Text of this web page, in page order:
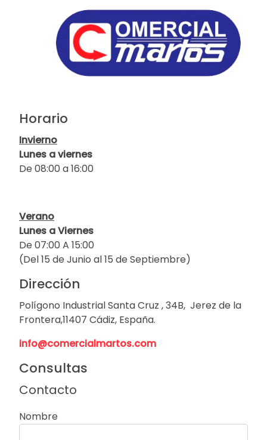
Horario
Invierno
Lunes a viernes
De 08:00 a 16:00
Verano
Lunes a Viernes
De 07:00 A 15:00
(Del 15 de Junio al 15 de Septiembre)
Dirección
Polígono Industrial Santa Cruz , 34B, Jerez de la
Frontera,11407 Cádiz, España.
info@comercialmartos.com
Consultas
Contacto
Nombre